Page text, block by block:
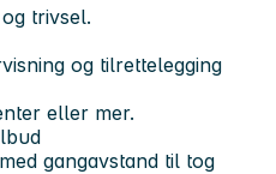
trivsel.
og tilrettelegging
eller mer.
gangavstand til tog